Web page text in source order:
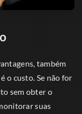
também
o custo. Se não for
sem obter o
suas